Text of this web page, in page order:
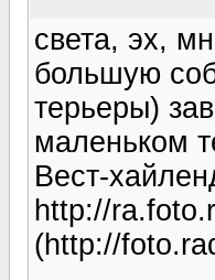
света, эх,
большую
терьеры)
маленьком
Вест-
http://
(http://